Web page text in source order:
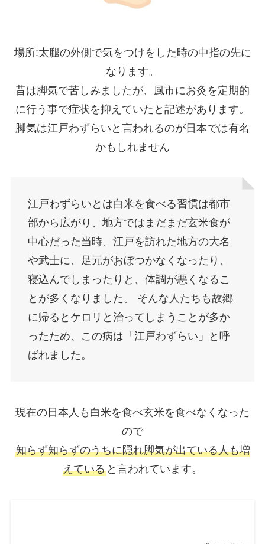
場所:太腿の外側で気をつけをした時の中指の先に
なります。
昔は脚気で苦しみましたが、風市にお灸を定期的
に行う事で症状を抑えていたと記述があります。
脚気は江戸わずらいと言われるのが日本では有名
かもしれません
江戸わずらいとは白米を食べる習慣は都市
部から広がり、地方ではまだまだ玄米食が
中心だった当時、江戸を訪れた地方の大名
や武士に、足元がおぼつかなくなったり、
寝込んでしまったりと、体調が悪くなるこ
とが多くなりました。 そんな人たちも故郷
に帰るとケロリと治ってしまうことが多か
ったため、この病は「江戸わずらい」と呼
ばれました。
現在の日本人も白米を食べ玄米を食べなくなった
ので
知らず知らずのうちに隠れ脚気が出ている人も増
えている と言われています。